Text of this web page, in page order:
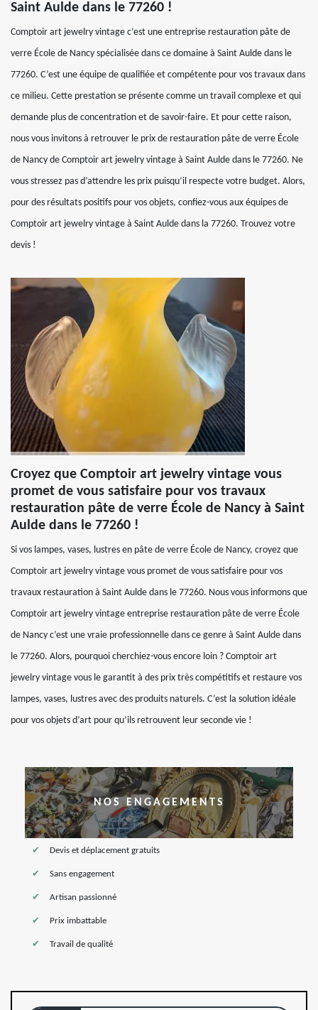
Saint Aulde dans le 77260 !
Comptoir art jewelry vintage c’est une entreprise restauration pâte de
verre École de Nancy spécialisée dans ce domaine à Saint Aulde dans le
77260. C’est une équipe de qualifiée et compétente pour vos travaux dans
ce milieu. Cette prestation se présente comme un travail complexe et qui
demande plus de concentration et de savoir-faire. Et pour cette raison,
nous vous invitons à retrouver le prix de restauration pâte de verre École
de Nancy de Comptoir art jewelry vintage à Saint Aulde dans le 77260. Ne
vous stressez pas d’attendre les prix puisqu’il respecte votre budget. Alors,
pour des résultats positifs pour vos objets, confiez-vous aux équipes de
Comptoir art jewelry vintage à Saint Aulde dans la 77260. Trouvez votre
devis !
Croyez que Comptoir art jewelry vintage vous
promet de vous satisfaire pour vos travaux
restauration pâte de verre École de Nancy à Saint
Aulde dans le 77260 !
Si vos lampes, vases, lustres en pâte de verre École de Nancy, croyez que
Comptoir art jewelry vintage vous promet de vous satisfaire pour vos
travaux restauration à Saint Aulde dans le 77260. Nous vous informons que
Comptoir art jewelry vintage entreprise restauration pâte de verre École
de Nancy c’est une vraie professionnelle dans ce genre à Saint Aulde dans
le 77260. Alors, pourquoi cherchiez-vous encore loin ? Comptoir art
jewelry vintage vous le garantit à des prix très compétitifs et restaure vos
lampes, vases, lustres avec des produits naturels. C’est la solution idéale
pour vos objets d’art pour qu’ils retrouvent leur seconde vie !
NOS ENGAGEMENTS
Devis et déplacement gratuits
Sans engagement
Artisan passionné
Prix imbattable
Travail de qualité